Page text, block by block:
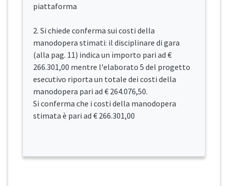
piattaforma
2. Si chiede conferma sui costi della
manodopera stimati: il disciplinare di gara
(alla pag. 11) indica un importo pari ad €
266.301,00 mentre l'elaborato 5 del progetto
esecutivo riporta un totale dei costi della
manodopera pari ad € 264.076,50.
Si conferma che i costi della manodopera
stimata è pari ad € 266.301,00